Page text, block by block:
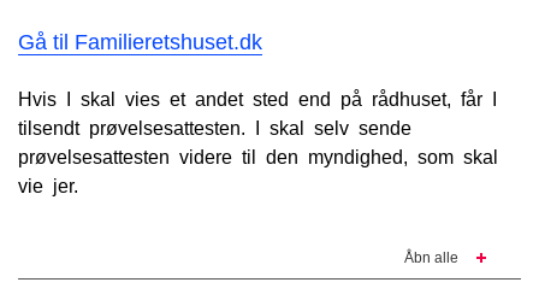
Gå til Familieretshuset.dk
Hvis I skal vies et andet sted end på rådhuset, får I
tilsendt prøvelsesattesten. I skal selv sende
prøvelsesattesten videre til den myndighed, som skal
vie jer.
Åbn alle